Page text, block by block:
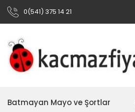
0(541) 375 14 21
Batmayan Mayo ve Şortlar